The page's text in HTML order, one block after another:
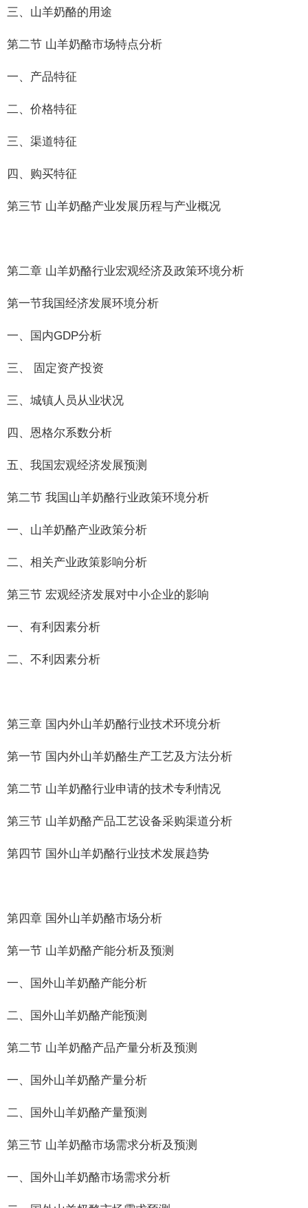
三、山羊奶酪的用途
第二节 山羊奶酪市场特点分析
一、产品特征
二、价格特征
三、渠道特征
四、购买特征
第三节 山羊奶酪产业发展历程与产业概况
第二章 山羊奶酪行业宏观经济及政策环境分析
第一节我国经济发展环境分析
一、国内GDP分析
三、 固定资产投资
三、城镇人员从业状况
四、恩格尔系数分析
五、我国宏观经济发展预测
第二节 我国山羊奶酪行业政策环境分析
一、山羊奶酪产业政策分析
二、相关产业政策影响分析
第三节 宏观经济发展对中小企业的影响
一、有利因素分析
二、不利因素分析
第三章 国内外山羊奶酪行业技术环境分析
第一节 国内外山羊奶酪生产工艺及方法分析
第二节 山羊奶酪行业申请的技术专利情况
第三节 山羊奶酪产品工艺设备采购渠道分析
第四节 国外山羊奶酪行业技术发展趋势
第四章 国外山羊奶酪市场分析
第一节 山羊奶酪产能分析及预测
一、国外山羊奶酪产能分析
二、国外山羊奶酪产能预测
第二节 山羊奶酪产品产量分析及预测
一、国外山羊奶酪产量分析
二、国外山羊奶酪产量预测
第三节 山羊奶酪市场需求分析及预测
一、国外山羊奶酪市场需求分析